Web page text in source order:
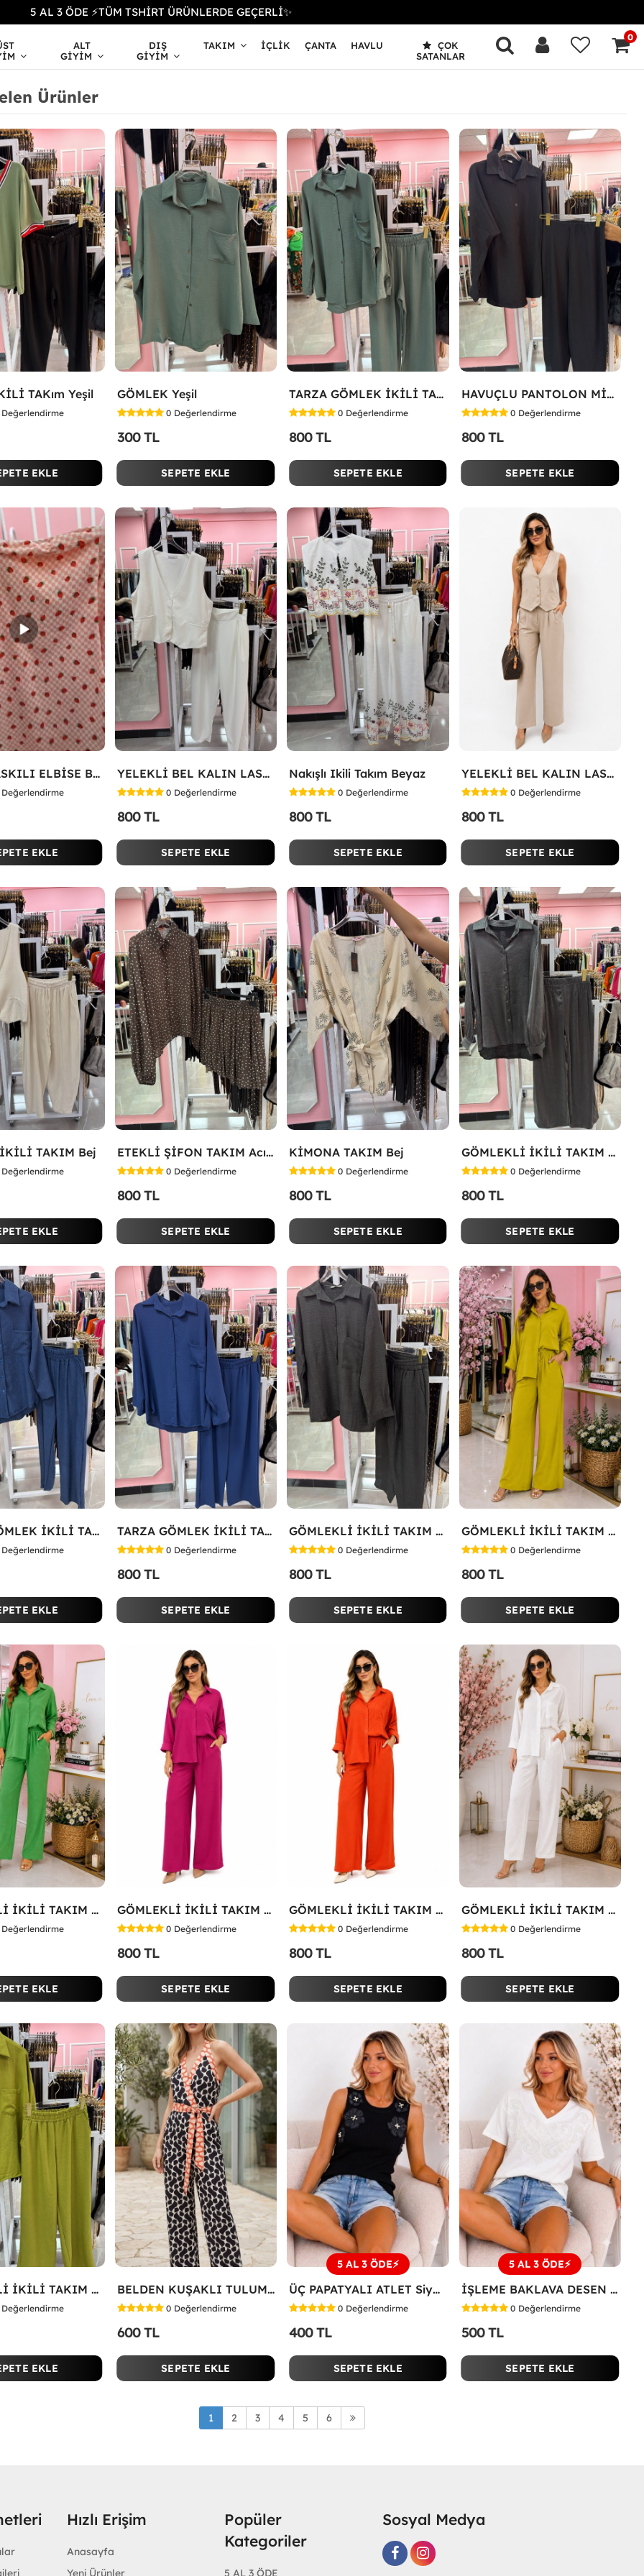
5 AL 3 ÖDE ⚡TÜM TSHİRT ÜRÜNLERDE GEÇERLİ✨
ALT
GIYIM
DIŞ
GIYIM
TAKIM İÇLIK ÇANTA HAVLU
ÇOK
SATANLAR
0
Ürünler
TAKım Yeşil
Değerlendirme
EKLE
GÖMLEK Yeşil
0 Değerlendirme
300 TL
SEPETE EKLE
TARZA GÖMLEK İKİLİ TAKIM KOT KUMAŞ Yeşil
0 Değerlendirme
800 TL
SEPETE EKLE
HAVUÇLU PANTOLON MİYASE TAKIM Siyah
0 Değerlendirme
800 TL
SEPETE EKLE
ÇİLEK BASKILI ELBİSE Bej
Değerlendirme
EKLE
YELEKLİ BEL KALIN LASTİK İKİLİ TAKIM Beyaz
0 Değerlendirme
800 TL
SEPETE EKLE
Nakışlı Ikili Takım Beyaz
0 Değerlendirme
800 TL
SEPETE EKLE
YELEKLİ BEL KALIN LASTİK İKİLİ TAKIM Bej
0 Değerlendirme
800 TL
SEPETE EKLE
TAKIM Bej
Değerlendirme
EKLE
ETEKLİ ŞİFON TAKIM Acı Kahve
0 Değerlendirme
800 TL
SEPETE EKLE
KİMONA TAKIM Bej
0 Değerlendirme
800 TL
SEPETE EKLE
GÖMLEKLİ İKİLİ TAKIM Gri
0 Değerlendirme
800 TL
SEPETE EKLE
TARZA GÖMLEK İKİLİ TAKIM KOT KUMAŞ Mavi
Değerlendirme
EKLE
TARZA GÖMLEK İKİLİ TAKIM Lacivert
0 Değerlendirme
800 TL
SEPETE EKLE
GÖMLEKLİ İKİLİ TAKIM Siyah
0 Değerlendirme
800 TL
SEPETE EKLE
GÖMLEKLİ İKİLİ TAKIM Yağ Yeşili
0 Değerlendirme
800 TL
SEPETE EKLE
GÖMLEKLİ İKİLİ TAKIM Koyu Yeşil
Değerlendirme
EKLE
GÖMLEKLİ İKİLİ TAKIM Fuşya
0 Değerlendirme
800 TL
SEPETE EKLE
GÖMLEKLİ İKİLİ TAKIM Kırmızı
0 Değerlendirme
800 TL
SEPETE EKLE
GÖMLEKLİ İKİLİ TAKIM Beyaz
0 Değerlendirme
800 TL
SEPETE EKLE
GÖMLEKLİ İKİLİ TAKIM Yeşil
Değerlendirme
EKLE
BELDEN KUŞAKLI TULUM Siyah
0 Değerlendirme
600 TL
SEPETE EKLE
5 AL 3 ÖDE⚡
ÜÇ PAPATYALI ATLET Siyah
0 Değerlendirme
400 TL
SEPETE EKLE
5 AL 3 ÖDE⚡
İŞLEME BAKLAVA DESEN TİŞÖRT Beyaz
0 Değerlendirme
500 TL
SEPETE EKLE
1 2 3 4 5 6
Hızlı Erişim
Anasayfa
Yeni Ürünler
Popüler
Kategoriler
5 AL 3 ÖDE
Sosyal Medya